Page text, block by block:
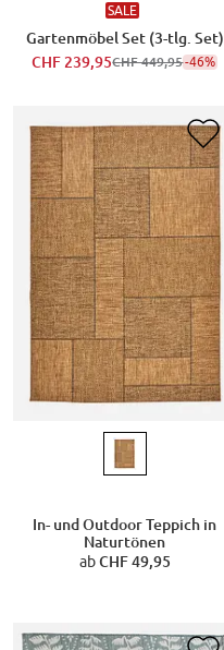
SALE
Gartenmöbel Set (3-tlg. Set)
CHF 239,95CHF 449,95-46%
In- und Outdoor Teppich in
Naturtönen
abCHF 49,95